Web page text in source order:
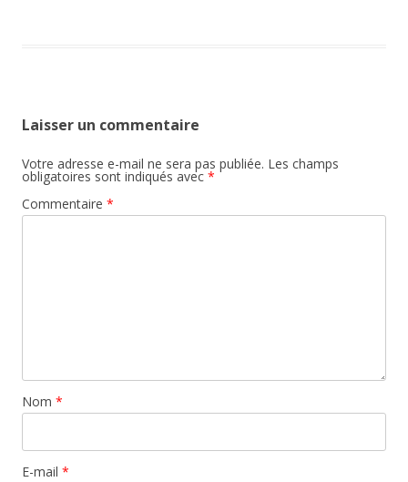
Laisser un commentaire
Votre adresse e-mail ne sera pas publiée. Les champs
obligatoires sont indiqués avec *
Commentaire *
Nom *
E-mail *